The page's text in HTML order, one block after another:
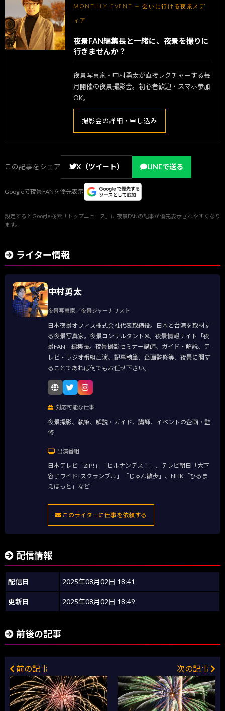
MONTHLY EVENT — 会いに行ける夜景メデ
ィア
夜景FAN編集長と一緒に、夜景を撮りに
行きませんか？
夜景写真家・中村勇太が直接レクチャーする毎
月開催の夜景撮影会。初心者歓迎・スマホ参加
OK。
撮影会の詳細・申し込み
この記事をシェア X（ツイート） LINEで送る
Googleで夜景FANを優先表示
設定するとGoogle検索「トップニュース」に夜景FANの記事が優先表示されやすくなり
ます。
ライター情報
中村勇太
夜景写真家／夜景ジャーナリスト
日本夜景オフィス株式会社代表取締役。日本と台湾を取材す
る夜景写真家。夜景コンサルタント®。夜景情報サイト「夜
景FAN」編集長。夜景撮影セミナー講師、ガイド・解説、テ
レビ・ラジオ番組出演、記事執筆、企画監修等、夜景に関す
ることであれば何でもお任せ下さい。
対応可能な仕事
夜景撮影、執筆、解説・ガイド、講師、イベントの企画・監
修
出演番組
日本テレビ「ZIP!」「ヒルナンデス！」、テレビ朝日「大下
容子ワイド!スクランブル」「じゅん散歩」、NHK「ひるま
えほっと」など
このライターに仕事を依頼する
配信情報
配信日 2025年08月02日 18:41
更新日 2025年08月02日 18:49
前後の記事
前の記事 次の記事